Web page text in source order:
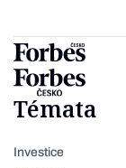
Témata
Investice